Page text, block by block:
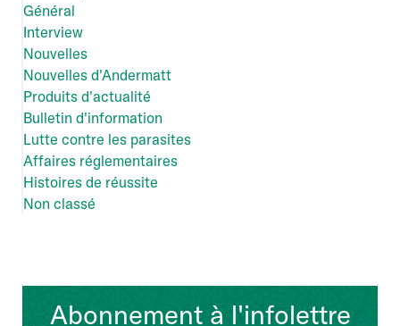
Général
Interview
Nouvelles
Nouvelles d'Andermatt
Produits d'actualité
Bulletin d'information
Lutte contre les parasites
Affaires réglementaires
Histoires de réussite
Non classé
Abonnement à l'infolettre